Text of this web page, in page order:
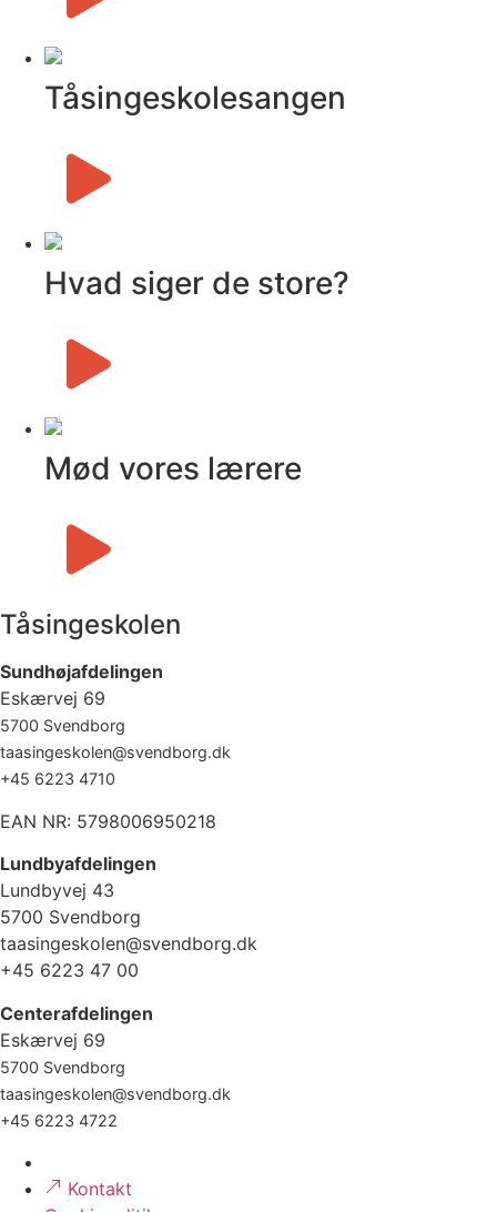
Tåsingeskolesangen
Hvad siger de store?
Mød vores lærere
Tåsingeskolen
Sundhøjafdelingen
Eskærvej 69
5700 Svendborg
taasingeskolen@svendborg.dk
+45 6223 4710
EAN NR: 5798006950218
Lundbyafdelingen
Lundbyvej 43
5700 Svendborg
taasingeskolen@svendborg.dk
+45 6223 47 00
Centerafdelingen
Eskærvej 69
5700 Svendborg
taasingeskolen@svendborg.dk
+45 6223 4722
Kontakt